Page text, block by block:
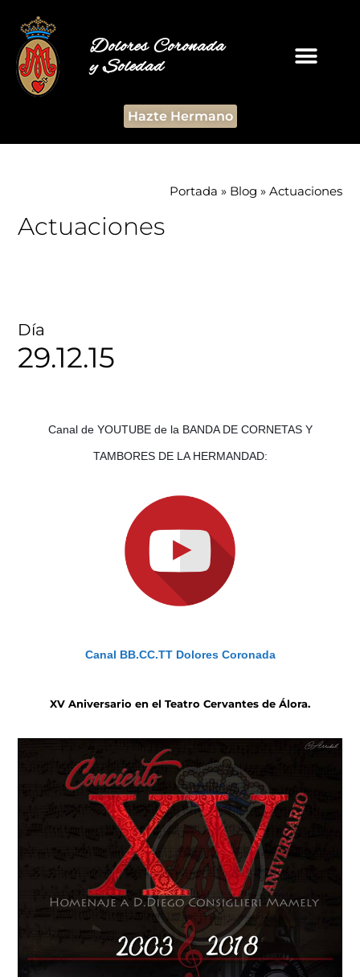
Dolores Coronada
y Soledad
Hazte Hermano
Portada » Blog » Actuaciones
Actuaciones
Día
29.12.15
Canal de YOUTUBE de la BANDA DE CORNETAS Y
TAMBORES DE LA HERMANDAD:
Canal BB.CC.TT Dolores Coronada
XV Aniversario en el Teatro Cervantes de Álora.